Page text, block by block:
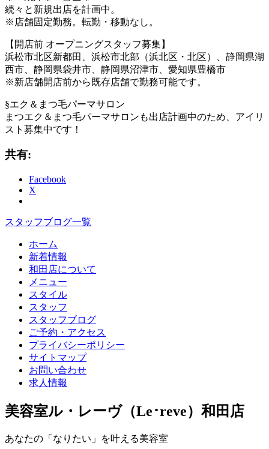
続々と新規出店を計画中。
※店舗固定勤務。転勤・移動なし。
【開店前 オープニングスタッフ募集】
浜松市北区新都田、浜松市北部（浜北区・北区）、静岡県湖
西市、静岡県袋井市、静岡県沼津市、愛知県豊橋市
※新店舗開店前から既存店舗で勤務可能です。
§エク＆まつ毛パーマサロン
まつエク＆まつ毛パーマサロンも出店計画中のため、アイリ
スト募集中です！
共有:
Facebook
X
スタッフブログ一覧
ホーム
新着情報
和田店について
メニュー
スタイル
スタッフ
スタッフブログ
ご予約・アクセス
プライバシーポリシー
サイトマップ
お問い合わせ
求人情報
美容室ル・レーヴ（Le･reve）和田店
あなたの「なりたい」を叶える美容室